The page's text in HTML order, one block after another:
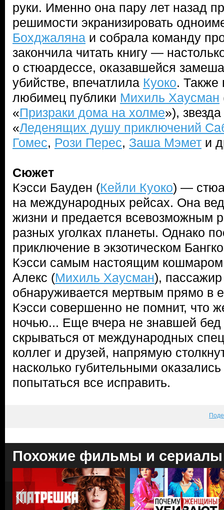
руки. Именно она пару лет назад
решимости экранизировать
Бохджаляна и собрала команду
закончила читать книгу —
о стюардессе, оказавшейся
убийстве, впечатлила Куоко. Также
любимец публики Михиль Хаусман
«Призраки дома на холме»),
«Леденящих душу приключений
Гомес, Рози Перес, Заша Мэмет и
Сюжет
Кэсси Бауден (Кейли Куоко) —
на международных рейсах. Она
жизни и предается всевозможным
разных уголках планеты. Однако
приключение в экзотическом
Кэсси самым настоящим
Алекс (Михиль Хаусман),
обнаруживается мертвым прямо в
Кэсси совершенно не помнит, что
ночью... Еще вчера не знавшей бед
скрываться от международных
коллег и друзей, напрямую
насколько губительными
попытаться все исправить.
Похожие фильмы и сериалы